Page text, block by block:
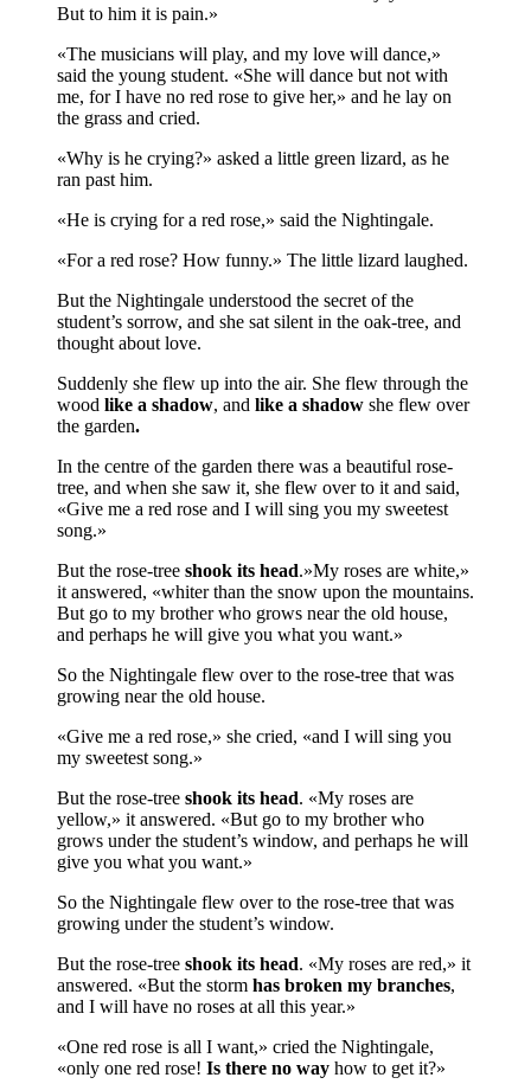
But to him it is pain.»
«The musicians will play, and my love will dance,»
said the young student. «She will dance but not with
me, for I have no red rose to give her,» and he lay on
the grass and cried.
«Why is he crying?» asked a little green lizard, as he
ran past him.
«He is crying for a red rose,» said the Nightin­gale.
«For a red rose? How funny.» The little lizard laughed.
But the Nightingale understood the secret of the
student’s sorrow, and she sat silent in the oak-tree, and
thought about love.
Suddenly she flew up into the air. She flew through the
wood like a shadow, and like a shadow she flew over
the gar­den.
In the centre of the garden there was a beauti­ful rose-
tree, and when she saw it, she flew over to it and said,
«Give me a red rose and I will sing you my sweetest
song.»
But the rose-tree shook its head.»My roses are white,»
it answered, «whiter than the snow upon the mountains.
But go to my broth­er who grows near the old house,
and perhaps he will give you what you want.»
So the Nightingale flew over to the rose-tree that was
growing near the old house.
«Give me a red rose,» she cried, «and I will sing you
my sweetest song.»
But the rose-tree shook its head. «My roses are
yellow,» it answered. «But go to my brother who
grows under the student’s window, and perhaps he will
give you what you want.»
So the Nightingale flew over to the rose-tree that was
growing under the student’s window.
But the rose-tree shook its head. «My roses are red,» it
answered. «But the storm has broken my branches,
and I will have no roses at all this year.»
«One red rose is all I want,» cried the Nightin­gale,
«only one red rose! Is there no way how to get it?»